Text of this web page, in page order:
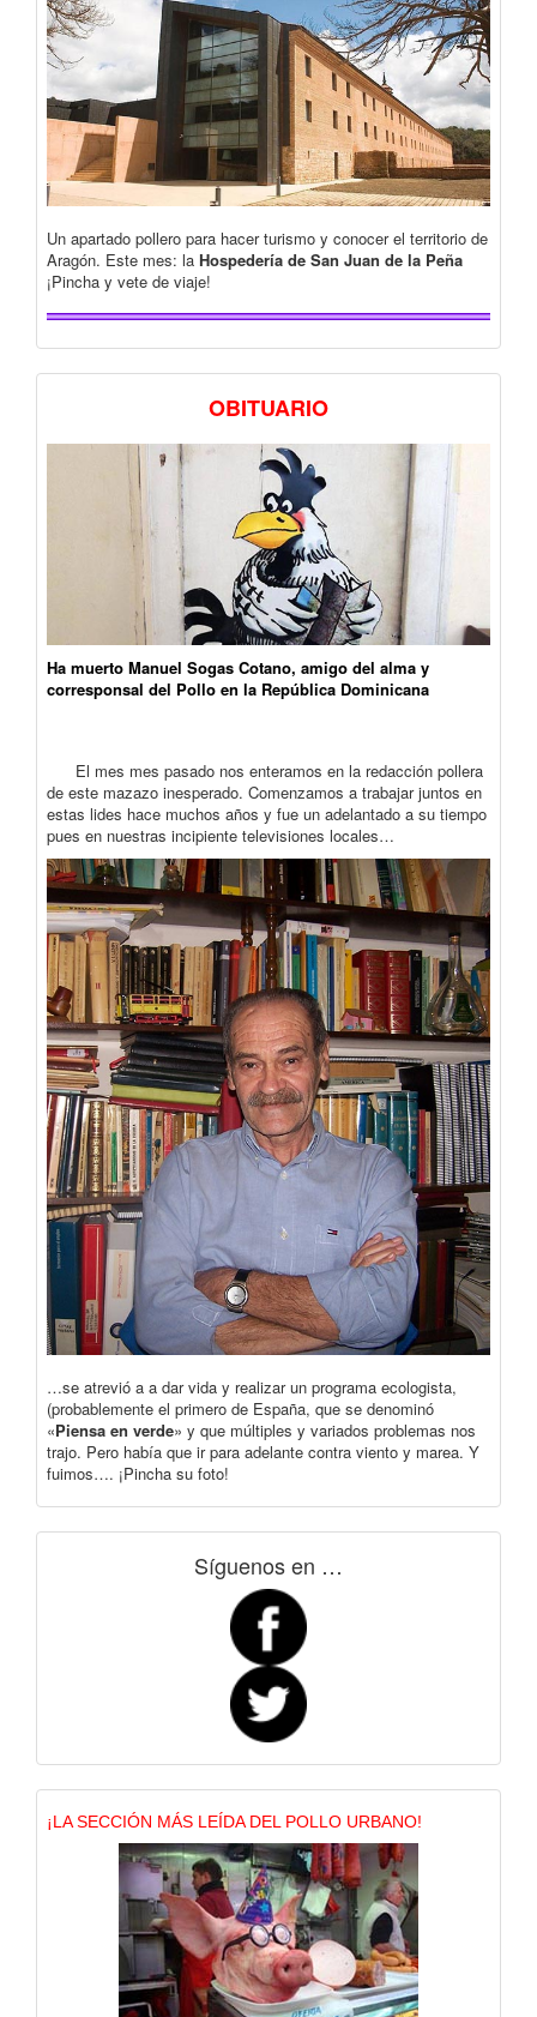
Un apartado pollero para hacer turismo y conocer el territorio de
Aragón. Este mes: la Hospedería de San Juan de la Peña
¡Pincha y vete de viaje!
OBITUARIO
Ha muerto Manuel Sogas Cotano, amigo del alma y
corresponsal del Pollo en la República Dominicana
El mes mes pasado nos enteramos en la redacción pollera
de este mazazo inesperado. Comenzamos a trabajar juntos en
estas lides hace muchos años y fue un adelantado a su tiempo
pues en nuestras incipiente televisiones locales…
…se atrevió a a dar vida y realizar un programa ecologista,
(probablemente el primero de España, que se denominó
«Piensa en verde» y que múltiples y variados problemas nos
trajo. Pero había que ir para adelante contra viento y marea. Y
fuimos…. ¡Pincha su foto!
Síguenos en …
¡LA SECCIÓN MÁS LEÍDA DEL POLLO URBANO!